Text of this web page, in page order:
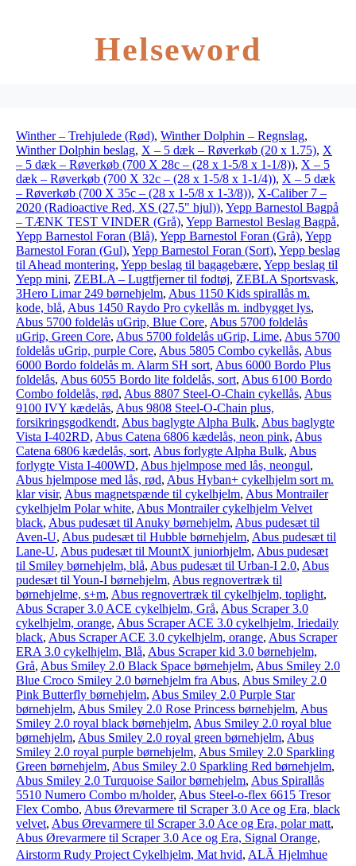
Helseword
Winther – Trehjulede (Rød), Winther Dolphin – Regnslag,
Winther Dolphin beslag, X – 5 dæk – Røverkøb (20 x 1.75), X
– 5 dæk – Røverkøb (700 X 28c – (28 x 1-5/8 x 1-1/8)), X – 5
dæk – Røverkøb (700 X 32c – (28 x 1-5/8 x 1-1/4)), X – 5 dæk
– Røverkøb (700 X 35c – (28 x 1-5/8 x 1-3/8)), X-Caliber 7 –
2020 (Radioactive Red, XS (27,5" hjul)), Yepp Barnestol Bagpå
– TÆNK TEST VINDER (Grå), Yepp Barnestol Beslag Bagpå,
Yepp Barnestol Foran (Blå), Yepp Barnestol Foran (Grå), Yepp
Barnestol Foran (Gul), Yepp Barnestol Foran (Sort), Yepp beslag
til Ahead montering, Yepp beslag til bagagebære, Yepp beslag til
Yepp mini, ZEBLA – Lugtfjerner til fodtøj, ZEBLA Sportsvask,
3Hero Limar 249 børnehjelm, Abus 1150 Kids spirallås m.
kode, blå, Abus 1450 Raydo Pro cykellås m. indbygget lys,
Abus 5700 foldelås uGrip, Blue Core, Abus 5700 foldelås
uGrip, Green Core, Abus 5700 foldelås uGrip, Lime, Abus 5700
foldelås uGrip, purple Core, Abus 5805 Combo cykellås, Abus
6000 Bordo foldelås m. Alarm SH sort, Abus 6000 Bordo Plus
foldelås, Abus 6055 Bordo lite foldelås, sort, Abus 6100 Bordo
Combo foldelås, rød, Abus 8807 Steel-O-Chain cykellås, Abus
9100 IVY kædelås, Abus 9808 Steel-O-Chain plus,
forsikringsgodkendt, Abus baglygte Alpha Bulk, Abus baglygte
Vista I-402RD, Abus Catena 6806 kædelås, neon pink, Abus
Catena 6806 kædelås, sort, Abus forlygte Alpha Bulk, Abus
forlygte Vista I-400WD, Abus hjelmpose med lås, neongul,
Abus hjelmpose med lås, rød, Abus Hyban+ cykelhjelm sort m.
klar visir, Abus magnetspænde til cykelhjelm, Abus Montrailer
cykelhjelm Polar white, Abus Montrailer cykelhjelm Velvet
black, Abus pudesæt til Anuky børnehjelm, Abus pudesæt til
Aven-U, Abus pudesæt til Hubble børnehjelm, Abus pudesæt til
Lane-U, Abus pudesæt til MountX juniorhjelm, Abus pudesæt
til Smiley børnehjelm, blå, Abus pudesæt til Urban-I 2.0, Abus
pudesæt til Youn-I børnehjelm, Abus regnovertræk til
børnehjelme, s+m, Abus regnovertræk til cykelhjelm, toplight,
Abus Scraper 3.0 ACE cykelhjelm, Grå, Abus Scraper 3.0
cykelhjelm, orange, Abus Scraper ACE 3.0 cykelhjelm, Iriedaily
black, Abus Scraper ACE 3.0 cykelhjelm, orange, Abus Scraper
ERA 3.0 cykelhjelm, Blå, Abus Scraper kid 3.0 børnehjelm,
Grå, Abus Smiley 2.0 Black Space børnehjelm, Abus Smiley 2.0
Blue Croco Smiley 2.0 børnehjelm fra Abus, Abus Smiley 2.0
Pink Butterfly børnehjelm, Abus Smiley 2.0 Purple Star
børnehjelm, Abus Smiley 2.0 Rose Princess børnehjelm, Abus
Smiley 2.0 royal black børnehjelm, Abus Smiley 2.0 royal blue
børnehjelm, Abus Smiley 2.0 royal green børnehjelm, Abus
Smiley 2.0 royal purple børnehjelm, Abus Smiley 2.0 Sparkling
Green børnehjelm, Abus Smiley 2.0 Sparkling Red børnehjelm,
Abus Smiley 2.0 Turquoise Sailor børnehjelm, Abus Spirallås
5510 Numero Combo m/holder, Abus Steel-o-flex 6615 Tresor
Flex Combo, Abus Ørevarmere til Scraper 3.0 Ace og Era, black
velvet, Abus Ørevarmere til Scraper 3.0 Ace og Era, polar matt,
Abus Ørevarmere til Scraper 3.0 Ace og Era, Signal Orange,
Airstorm Rudy Project Cykelhjelm, Mat hvid, ALÃ Hjelmhue